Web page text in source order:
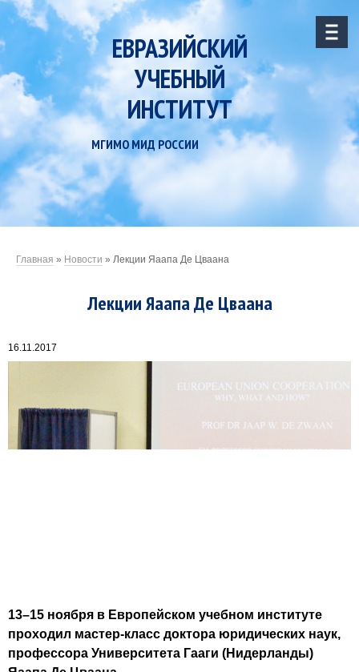
ЕВРАЗИЙСКИЙ
УЧЕБНЫЙ
ИНСТИТУТ
МГИМО МИД РОССИИ
Главная » Новости » Лекции Яаапа Де Цваана
Лекции Яаапа Де Цваана
16.11.2017
13–15 ноября в Европейском учебном институте
проходил мастер-класс доктора юридических наук,
профессора Университета Гааги (Нидерланды)